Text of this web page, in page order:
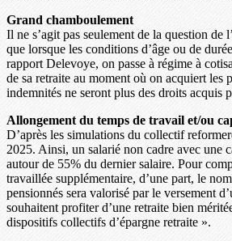
Grand chamboulement
Il ne s’agit pas seulement de la question
que lorsque les conditions d’âge ou de
rapport Delevoye, on passe à régime à
de sa retraite au moment où on acquiert les
indemnités ne seront plus des droits acquis
Allongement du temps de travail et/ou
D’après les simulations du collectif
2025. Ainsi, un salarié non cadre avec une
autour de 55% du dernier salaire. Pour
travaillée supplémentaire, d’une part, le
pensionnés sera valorisé par le versement
souhaitent profiter d’une retraite bien
dispositifs collectifs d’épargne retraite ».